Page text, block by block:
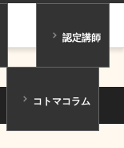
認定講師
コトマコラム